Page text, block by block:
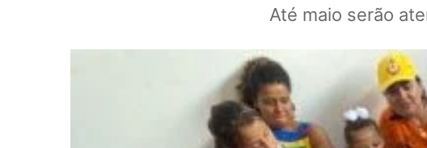
Até maio serão